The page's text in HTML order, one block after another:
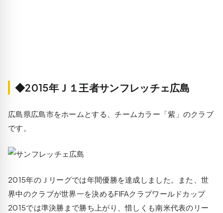
◆2015年Ｊ１王者サンフレッチェ広島
広島県広島市をホームとする、チームカラー「紫」のクラブ
です。
2015年のＪリーグでは年間優勝を達成しました。また、世
界中のクラブが世界一を決めるFIFAクラブワールドカップ
2015では準決勝まで勝ち上がり、惜しくも南米代表のリー